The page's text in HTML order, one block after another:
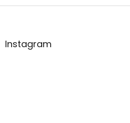
Z
aInstagram